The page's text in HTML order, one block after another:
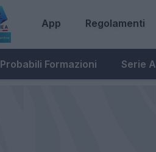
App Regolamenti
Probabili Formazioni Serie A